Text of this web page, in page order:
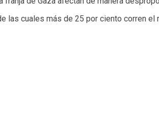
las cuales más de 25 por ciento corren